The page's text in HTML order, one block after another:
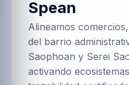
Spean
Alineamos
del barrio
Saophoan y Serei
activando